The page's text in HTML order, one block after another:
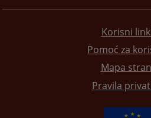
Korisni
Pomoć za
Mapa
Pravila